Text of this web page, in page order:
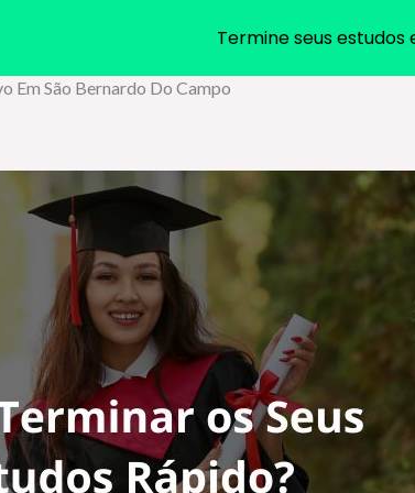
Em São Bernardo Do Campo
Termine seus estudos